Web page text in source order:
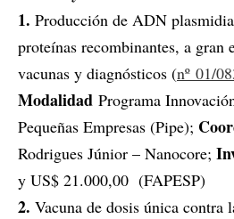
1. Producción de ADN
proteínas recombinantes, a gran
vacunas y diagnósticos (nº 01/
Modalidad Programa
Pequeñas Empresas (Pipe);
Rodrigues Júnior – Nanocore;
y US$ 21.000,00 (FAPESP)
2. Vacuna de dosis única contra